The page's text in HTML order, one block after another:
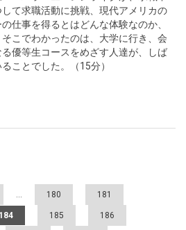
て求職活動に挑戦、現代アメリカの
仕事を得るとはどんな体験なのか、
こでわかったのは、大学に行き、会
優等生コースをめざす人達が、しば
ことでした。（15分）
180 181
184 185 186